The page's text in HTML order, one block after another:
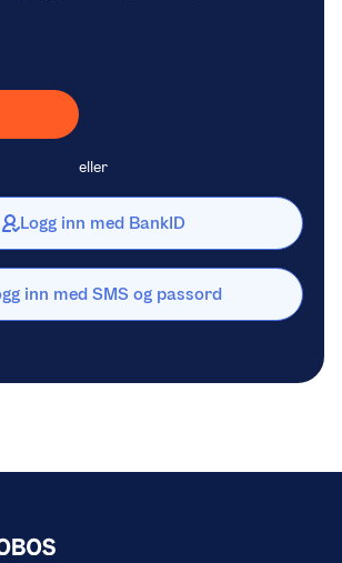
eller
Logg inn med BankID
inn med SMS og passord